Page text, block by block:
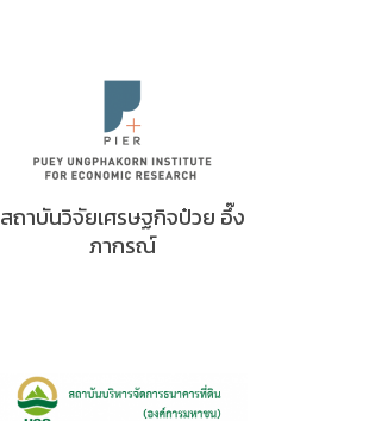
สถาบันวิจัยเศรษฐกิจป๋วย อึ๊ง
ภากรณ์